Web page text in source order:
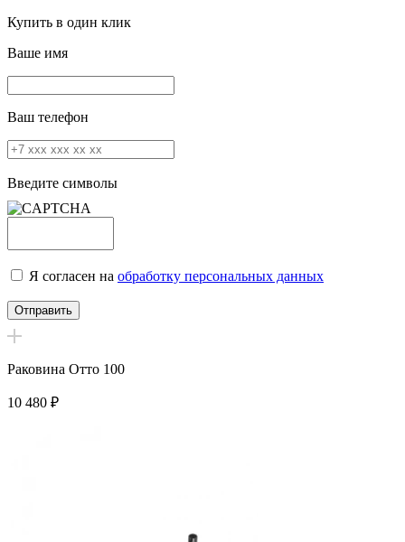
Купить в один клик
Ваше имя
Ваш телефон
Введите символы
Я согласен на обработку персональных данных
Раковина Отто 100
10 480 ₽